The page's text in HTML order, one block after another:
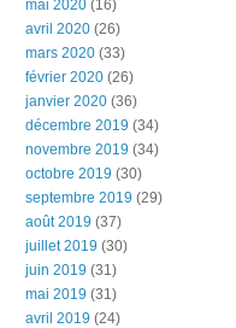
mai 2020 (16)
avril 2020 (26)
mars 2020 (33)
février 2020 (26)
janvier 2020 (36)
décembre 2019 (34)
novembre 2019 (34)
octobre 2019 (30)
septembre 2019 (29)
août 2019 (37)
juillet 2019 (30)
juin 2019 (31)
mai 2019 (31)
avril 2019 (24)